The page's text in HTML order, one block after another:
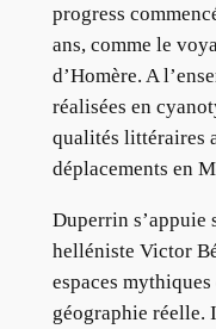
progress
ans, comme le
d’Homère. A
réalisées en
qualités littéraires
déplacements en
Duperrin s’appuie
helléniste Victor
espaces
géographie réelle.